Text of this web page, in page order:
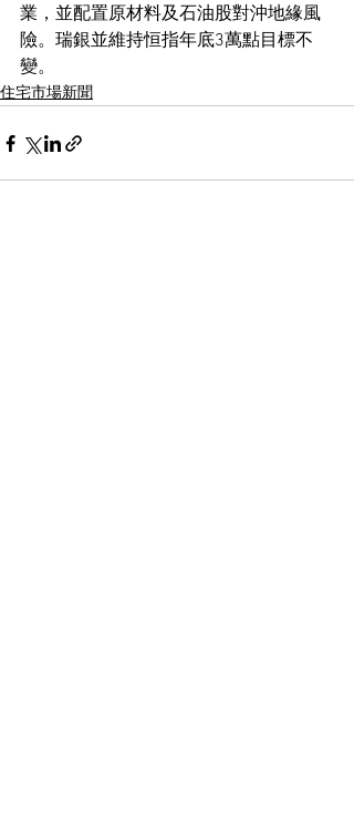
業，並配置原材料及石油股對沖地緣風
險。瑞銀並維持恒指年底3萬點目標不
變。
住宅市場新聞